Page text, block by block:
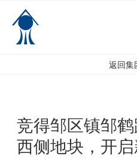
首页
新闻中心
返回集
竞得邹区镇邹
西侧地块，开